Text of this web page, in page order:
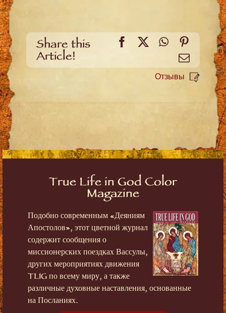
Share this
Article!
Facebook
X WhatsApp
Email
Отзывы
True Life in God Color
Magazine
Подобно современным «Деяниям
Апостолов», этот цветной журнал
содержит сообщения о
миссионерских поездках Вассулы,
других мероприятиях движения
TLIG по всему миру, а также
различные духовные наставления, основанные
на Посланиях.